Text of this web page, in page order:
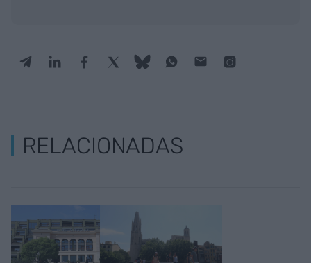
RELACIONADAS